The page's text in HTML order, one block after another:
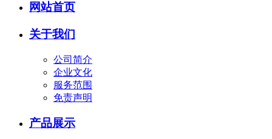
网站首页
关于我们
公司简介
企业文化
服务范围
免责声明
产品展示